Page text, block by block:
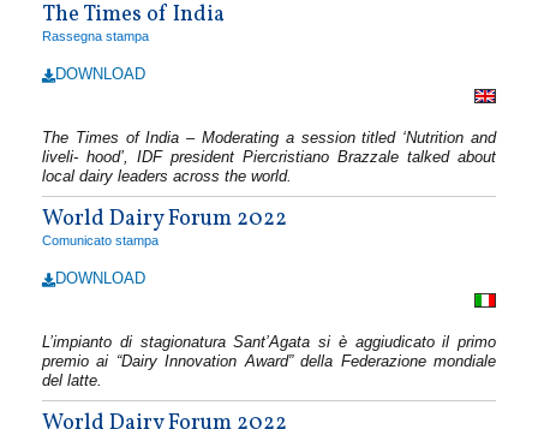
The Times of India
Rassegna stampa
DOWNLOAD
The Times of India – Moderating a session titled ‘Nutrition and
liveli- hood’, IDF president Piercristiano Brazzale talked about
local dairy leaders across the world.
World Dairy Forum 2022
Comunicato stampa
DOWNLOAD
L’impianto di stagionatura Sant’Agata si è aggiudicato il primo
premio ai “Dairy Innovation Award” della Federazione mondiale
del latte.